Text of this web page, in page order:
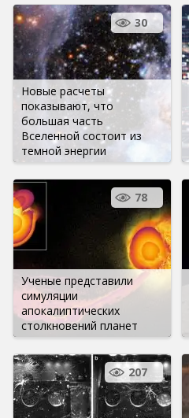
Новые расчеты
показывают, что
большая часть
Вселенной состоит из
темной энергии
30
Ученые представили
симуляции
апокалиптических
столкновений планет
78
207